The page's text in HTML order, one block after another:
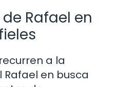
Rafael en
a la
en busca